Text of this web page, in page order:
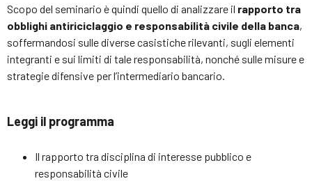
Scopo del seminario è quindi quello di analizzare il rapporto tra
obblighi antiriciclaggio e responsabilità civile della banca,
soffermandosi sulle diverse casistiche rilevanti, sugli elementi
integranti e sui limiti di tale responsabilità, nonché sulle misure e
strategie difensive per l’intermediario bancario.
Leggi il programma
Il rapporto tra disciplina di interesse pubblico e
responsabilità civile